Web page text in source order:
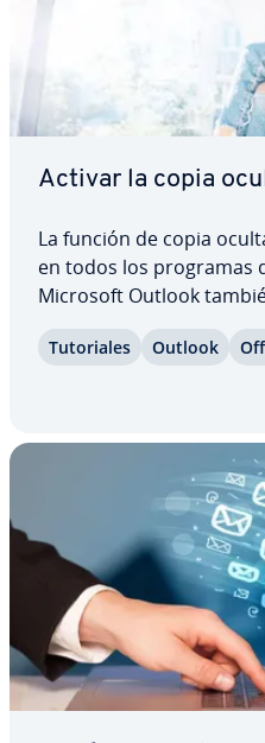
Activar la copia
La función de copia
en todos los programas
Microsoft Outlook
ne­cen ocultos para los
Tu­to­ria­les Outlook